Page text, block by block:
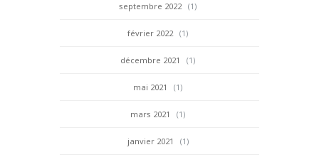
septembre 2022 (1)
février 2022 (1)
décembre 2021 (1)
mai 2021 (1)
mars 2021 (1)
janvier 2021 (1)